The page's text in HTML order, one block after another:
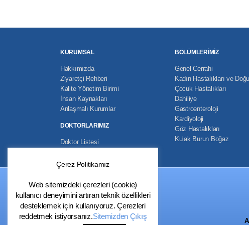
KURUMSAL
Hakkımızda
Ziyaretçi Rehberi
Kalite Yönetim Birimi
İnsan Kaynakları
Anlaşmalı Kurumlar
DOKTORLARIMIZ
Doktor Listesi
BÖLÜMLERİMİZ
Genel Cerrahi
Kadın Hastalıkları ve
Çocuk Hastalıkları
Dahiliye
Gastroenteroloji
Kardiyoloji
Göz Hastalıkları
Kulak Burun Boğaz
Çerez Politikamız
Web sitemizdeki çerezleri (cookie)
kullanıcı deneyimini artıran teknik özellikleri
desteklemek için kullanıyoruz. Çerezleri
reddetmek istiyorsanız.Sitemizden Çıkış